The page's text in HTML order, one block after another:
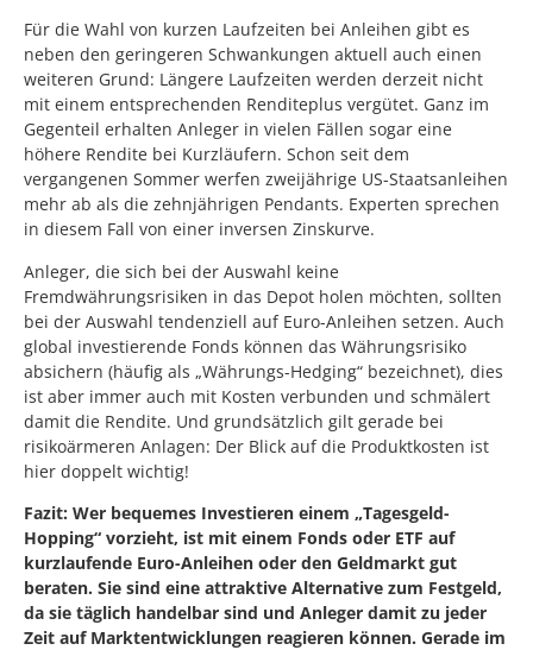
Für die Wahl von kurzen Laufzeiten bei Anleihen gibt es
neben den geringeren Schwankungen aktuell auch einen
weiteren Grund: Längere Laufzeiten werden derzeit nicht
mit einem entsprechenden Renditeplus vergütet. Ganz im
Gegenteil erhalten Anleger in vielen Fällen sogar eine
höhere Rendite bei Kurzläufern. Schon seit dem
vergangenen Sommer werfen zweijährige US-Staatsanleihen
mehr ab als die zehnjährigen Pendants. Experten sprechen
in diesem Fall von einer inversen Zinskurve.
Anleger, die sich bei der Auswahl keine
Fremdwährungsrisiken in das Depot holen möchten, sollten
bei der Auswahl tendenziell auf Euro-Anleihen setzen. Auch
global investierende Fonds können das Währungsrisiko
absichern (häufig als „Währungs-Hedging“ bezeichnet), dies
ist aber immer auch mit Kosten verbunden und schmälert
damit die Rendite. Und grundsätzlich gilt gerade bei
risikoärmeren Anlagen: Der Blick auf die Produktkosten ist
hier doppelt wichtig!
Fazit: Wer bequemes Investieren einem „Tagesgeld-
Hopping“ vorzieht, ist mit einem Fonds oder ETF auf
kurzlaufende Euro-Anleihen oder den Geldmarkt gut
beraten. Sie sind eine attraktive Alternative zum Festgeld,
da sie täglich handelbar sind und Anleger damit zu jeder
Zeit auf Marktentwicklungen reagieren können. Gerade im